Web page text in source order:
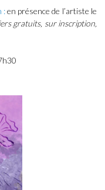
:en présence de l’artiste le
gratuits, sur inscription,